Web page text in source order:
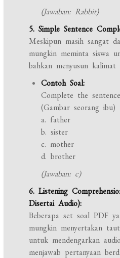
(Jawaban: Rabbit)
5. Simple Sentence
Meskipun masih sangat
mungkin meminta siswa
bahkan menyusun kalimat
Contoh Soal:
Complete the
(Gambar seorang ibu)
a. father
b. sister
c. mother
d. brother
(Jawaban: c)
6. Listening
Disertai Audio):
Beberapa set soal PDF
mungkin menyertakan
untuk mendengarkan
menjawab pertanyaan